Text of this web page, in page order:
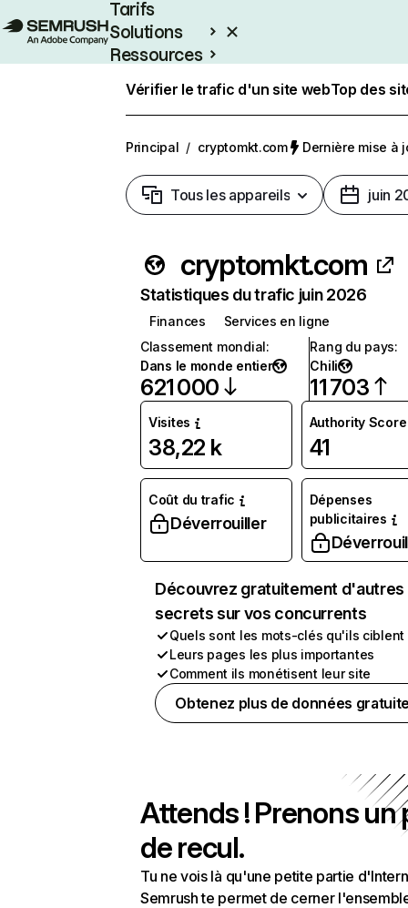
Tarifs
Solutions
Ressources
Vérifier le trafic d'un site webTop des
Principal / cryptomkt.com Dernière mise à
Tous les appareils juin
cryptomkt.com
Statistiques du trafic juin 2026
Finances
Services en ligne
Classement mondial:
Dans le monde entier
621 000
Rang du pays:
Chili
11 703
Visites
38,22 k
Authority Score
41
Coût du trafic
Déverrouiller
Dépenses
publicitaires
Découvrez gratuitement d'autres
secrets sur vos concurrents
Quels sont les mots-clés qu'ils ciblent
Leurs pages les plus importantes
Comment ils monétisent leur site
Obtenez plus de données
Attends ! Prenons un
de recul.
Tu ne vois là qu'une petite partie
Semrush te permet de cerner